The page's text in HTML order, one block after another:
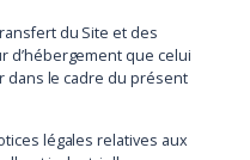
du Site et des
d’hébergement que celui
dans le cadre du présent
légales relatives aux